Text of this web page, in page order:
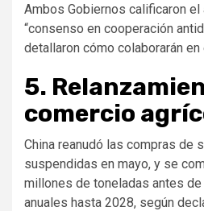
Ambos Gobiernos calificaron el
“consenso en cooperación
detallaron cómo colaborarán
5.
comercio
China reanudó las compras de
suspendidas en mayo, y se
millones de toneladas antes
anuales hasta 2028, según